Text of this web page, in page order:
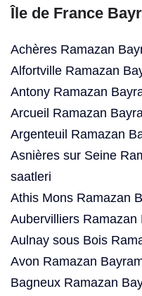
Île de France
Achères Ramazan
Alfortville Ramazan
Antony Ramazan
Arcueil Ramazan
Argenteuil Ramazan
Asnières sur Seine
saatleri
Athis Mons Ramazan
Aubervilliers Ramazan
Aulnay sous Bois
Avon Ramazan
Bagneux Ramazan